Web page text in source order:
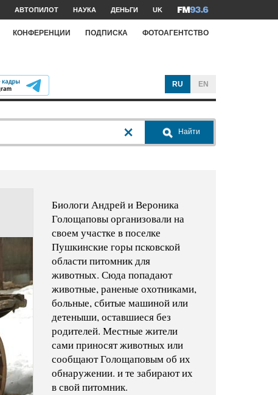
АВТОПИЛОТ НАУКА ДЕНЬГИ UK
КОНФЕРЕНЦИИ ПОДПИСКА ФОТОАГЕНТСТВО
RU EN
Найти
Биологи Андрей и Вероника
Голощаповы организовали на
своем участке в поселке
Пушкинские горы псковской
области питомник для
животных. Сюда попадают
животные, раненые охотниками,
больные, сбитые машиной или
детеныши, оставшиеся без
родителей. Местные жители
сами приносят животных или
сообщают Голощаповым об их
обнаружении. и те забирают их
в свой питомник.